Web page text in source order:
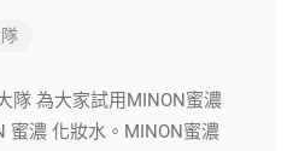
隊 為大家試用MINON蜜濃
蜜濃 化妝水。MINON蜜濃